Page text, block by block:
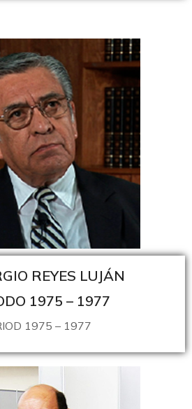
REYES LUJÁN
1975 – 1977
1975 – 1977